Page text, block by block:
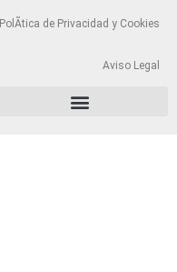
PolÃ­tica de Privacidad y Cookies
Aviso Legal